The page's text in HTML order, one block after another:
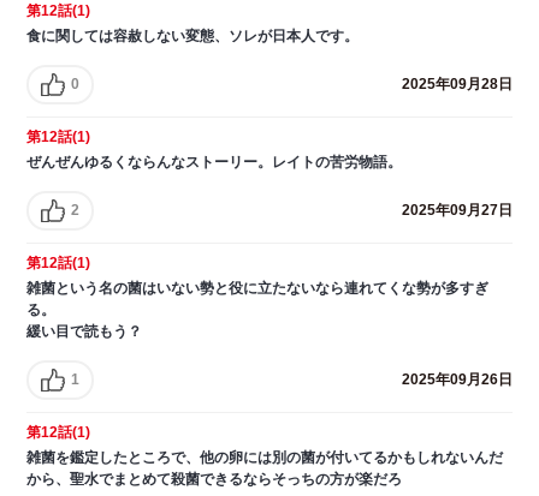
第12話(1)
食に関しては容赦しない変態、ソレが日本人です。
0 2025年09月28日
第12話(1)
ぜんぜんゆるくならんなストーリー。レイトの苦労物語。
2 2025年09月27日
第12話(1)
雑菌という名の菌はいない勢と役に立たないなら連れてくな勢が多すぎ
る。
緩い目で読もう？
1 2025年09月26日
第12話(1)
雑菌を鑑定したところで、他の卵には別の菌が付いてるかもしれないんだ
から、聖水でまとめて殺菌できるならそっちの方が楽だろ